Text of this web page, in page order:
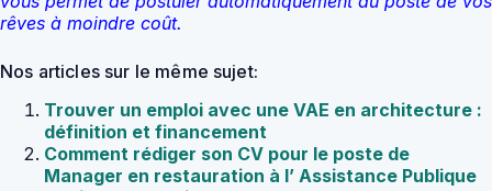
rêves à moindre coût.
Nos articles sur le même sujet:
Trouver un emploi avec une VAE en architecture :
définition et financement
Comment rédiger son CV pour le poste de
Manager en restauration à l’ Assistance Publique